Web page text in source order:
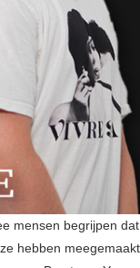
mensen begrijpen
hebben